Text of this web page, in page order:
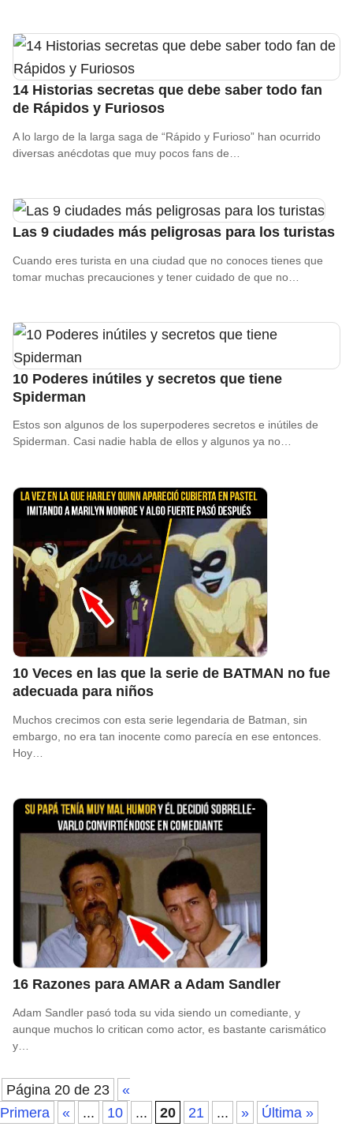
14 Historias secretas que debe saber todo fan
de Rápidos y Furiosos
A lo largo de la larga saga de “Rápido y Furioso” han ocurrido
diversas anécdotas que muy pocos fans de…
Las 9 ciudades más peligrosas para los turistas
Cuando eres turista en una ciudad que no conoces tienes que
tomar muchas precauciones y tener cuidado de que no…
10 Poderes inútiles y secretos que tiene
Spiderman
Estos son algunos de los superpoderes secretos e inútiles de
Spiderman. Casi nadie habla de ellos y algunos ya no…
10 Veces en las que la serie de BATMAN no fue
adecuada para niños
Muchos crecimos con esta serie legendaria de Batman, sin
embargo, no era tan inocente como parecía en ese entonces.
Hoy…
16 Razones para AMAR a Adam Sandler
Adam Sandler pasó toda su vida siendo un comediante, y
aunque muchos lo critican como actor, es bastante carismático
y…
Página 20 de 23
«
Primera
« ... 10 ... 20 21 ... » Última »